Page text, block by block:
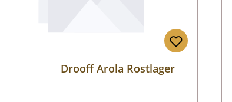
Drooff Arola Rostlager